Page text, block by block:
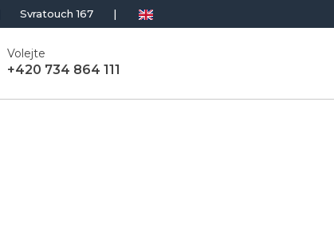
Svratouch 167 |
Volejte
+420 734 864 111